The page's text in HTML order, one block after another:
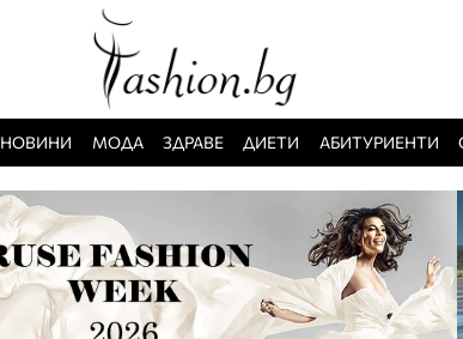
НОВИНИ МОДА ЗДРАВЕ ДИЕТИ АБИТУРИЕНТИ